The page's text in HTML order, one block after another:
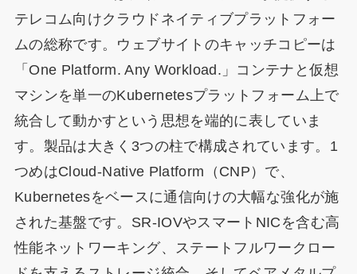
テレコム向けクラウドネイティブプラットフォー
ムの総称です。ウェブサイトのキャッチコピーは
「One Platform. Any Workload.」コンテナと仮想
マシンを単一のKubernetesプラットフォーム上で
統合して動かすという思想を端的に表していま
す。製品は大きく3つの柱で構成されています。1
つめはCloud-Native Platform（CNP）で、
Kubernetesをベースに通信向けの大幅な強化が施
された基盤です。SR-IOVやスマートNICを含む高
性能ネットワーキング、ステートフルワークロー